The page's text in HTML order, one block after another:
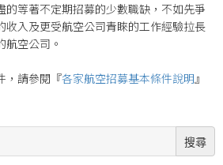
的等著不定期招募的少數職缺，不如先爭
收入及更受航空公司青睞的工作經驗拉長
空公司。
，請參閱『各家航空招募基本條件說明』
搜尋